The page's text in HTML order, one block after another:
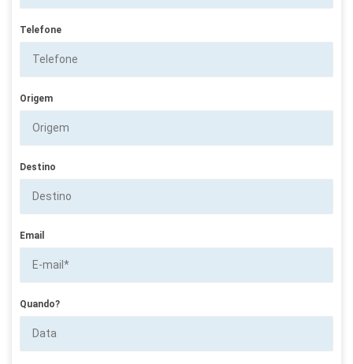
Telefone
Origem
Destino
Email
Quando?